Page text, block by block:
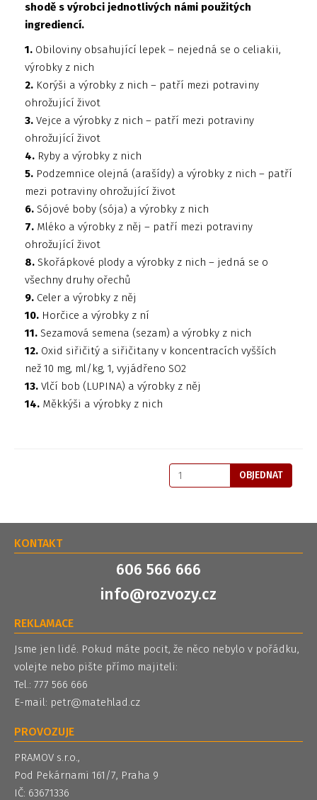
shodě s výrobci jednotlivých námi použitých
ingrediencí.
1. Obiloviny obsahující lepek – nejedná se o celiakii,
výrobky z nich
2. Korýši a výrobky z nich – patří mezi potraviny
ohrožující život
3. Vejce a výrobky z nich – patří mezi potraviny
ohrožující život
4. Ryby a výrobky z nich
5. Podzemnice olejná (arašídy) a výrobky z nich – patří
mezi potraviny ohrožující život
6. Sójové boby (sója) a výrobky z nich
7. Mléko a výrobky z něj – patří mezi potraviny
ohrožující život
8. Skořápkové plody a výrobky z nich – jedná se o
všechny druhy ořechů
9. Celer a výrobky z něj
10. Horčice a výrobky z ní
11. Sezamová semena (sezam) a výrobky z nich
12. Oxid siřičitý a siřičitany v koncentracích vyšších
než 10 mg, ml/kg, 1, vyjádřeno SO2
13. Vlčí bob (LUPINA) a výrobky z něj
14. Měkkýši a výrobky z nich
OBJEDNAT
KONTAKT
606 566 666
info@rozvozy.cz
REKLAMACE
Jsme jen lidé. Pokud máte pocit, že něco nebylo v pořádku,
volejte nebo pište přímo majiteli:
Tel.: 777 566 666
E-mail: petr@matehlad.cz
PROVOZUJE
PRAMOV s.r.o.,
Pod Pekárnami 161/7, Praha 9
IČ: 63671336